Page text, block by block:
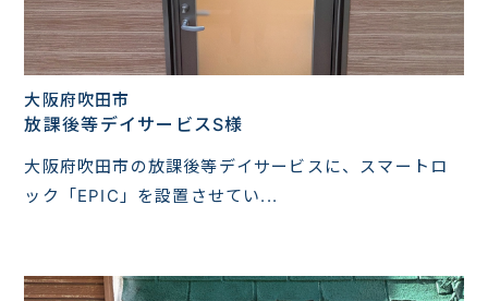
大阪府吹田市
放課後等デイサービスS様
大阪府吹田市の放課後等デイサービスに、スマートロ
ック「EPIC」を設置させてい...